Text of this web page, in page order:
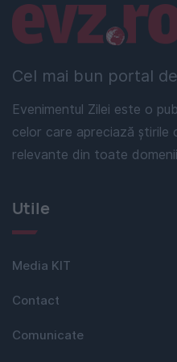
Cel mai bun portal
Evenimentul Zilei este o
celor care apreciază știrile
relevante din toate
Linkuri utile
Utile
Media KIT
Contact
Comunicate